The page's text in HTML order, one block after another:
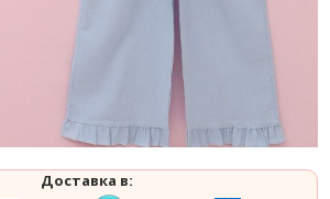
Доставка в: